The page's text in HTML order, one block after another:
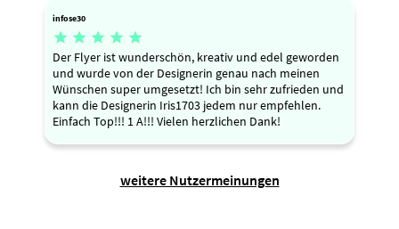
infose30
    
Der Flyer ist wunderschön, kreativ und edel geworden
und wurde von der Designerin genau nach meinen
Wünschen super umgesetzt! Ich bin sehr zufrieden und
kann die Designerin Iris1703 jedem nur empfehlen.
Einfach Top!!! 1 A!!! Vielen herzlichen Dank!
weitere Nutzermeinungen